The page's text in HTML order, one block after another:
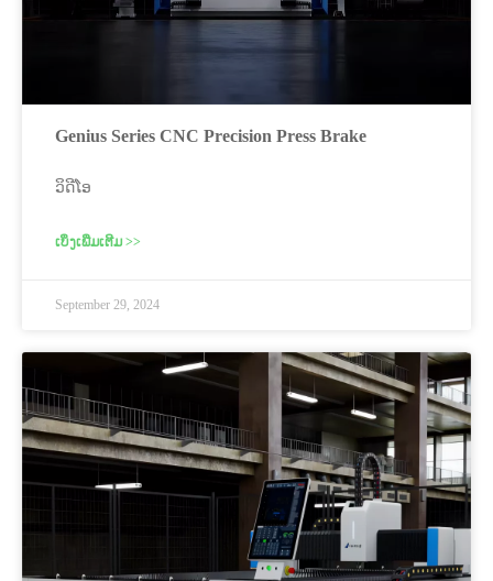
Genius Series CNC Precision Press Brake
ວິດີໂອ
ເບິ່ງເພີ່ມເຕີມ >>
September 29, 2024